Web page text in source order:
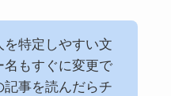
を特定しやすい文
名もすぐに変更で
記事を読んだらチ